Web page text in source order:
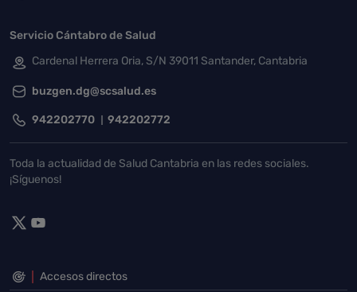
Servicio Cántabro de Salud
Cardenal Herrera Oria, S/N 39011 Santander, Cantabria
buzgen.dg@scsalud.es
942202770 942202772
Toda la actualidad de Salud Cantabria en las redes sociales.
¡Síguenos!
Accesos directos